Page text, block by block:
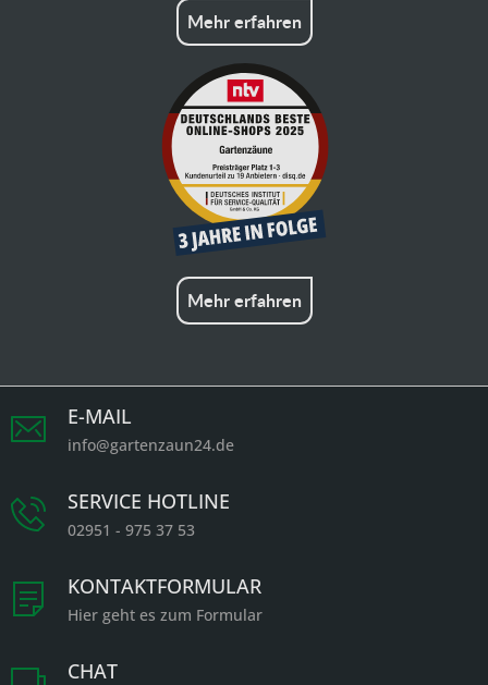
Mehr erfahren
Mehr erfahren
E-MAIL
info@gartenzaun24.de
SERVICE HOTLINE
02951 - 975 37 53
KONTAKTFORMULAR
Hier geht es zum Formular
CHAT